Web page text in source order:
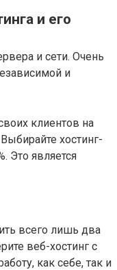
и его
и сети. Очень
и
клиентов на
хостинг-
Это является
всего лишь два
веб-хостинг с
как себе, так и